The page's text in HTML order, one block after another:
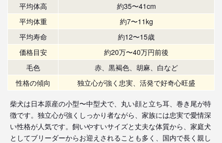
平均体高
約35〜41cm
平均体重
約7〜11kg
平均寿命
約12〜15歳
価格目安
約20万〜40万円前後
毛色
赤、黒褐色、胡麻、白など
性格の傾向
独立心が強く忠実、活発で好奇心旺盛
柴犬は日本原産の小型〜中型犬で、丸い顔と立ち耳、巻き尾が特
徴です。独立心が強くしっかり者ながら、家族には忠実で愛情深
い性格が人気です。飼いやすいサイズと丈夫な体質から、家庭犬
としてブリーダーからお迎えされることも多く、国内で長く親し